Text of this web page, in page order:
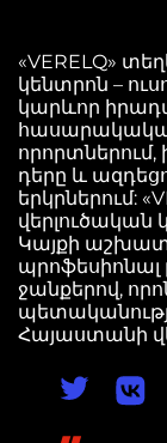
«VERELQ»
կենտրոն –
կարևոր
դերը և
երկրներում:
վերլուծական
Կայքի
պրոֆեսիոնալ
ջանքերով,
Հայաստանի